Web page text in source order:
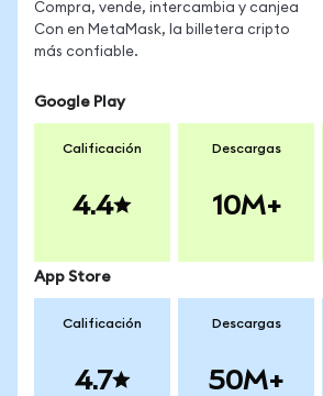
Compra, vende, intercambia y canjea
Con en MetaMask, la billetera cripto
más confiable.
Google Play
Calificación
4.4
Descargas
10M+
App Store
Calificación
4.7
Descargas
50M+